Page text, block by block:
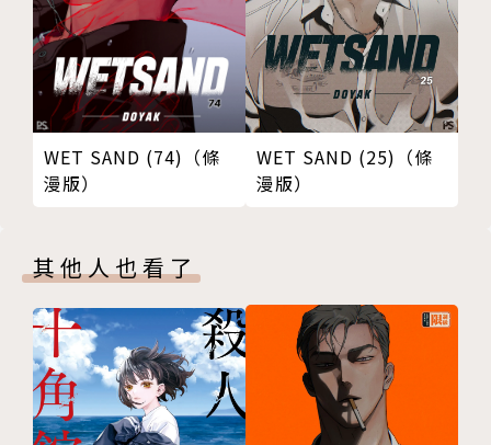
WET SAND (74)（條
漫版）
WET SAND (25)（條
漫版）
其他人也看了